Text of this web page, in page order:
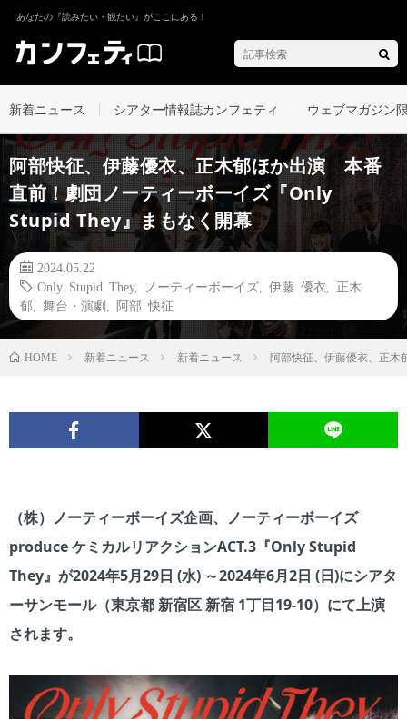
あなたの『読みたい・観たい』がここにある！
新着ニュース シアター情報誌カンフェティ ウェブマガジン
阿部快征、伊藤優衣、正木郁ほか出演 本番
直前！劇団ノーティーボーイズ『Only
Stupid They』まもなく開幕
2024.05.22
Only Stupid They, ノーティーボーイズ 伊藤 優衣
正木
郁
舞台・演劇 阿部 快征
HOME 新着ニュース 新着ニュース 阿部快征、伊藤優衣、正
（株）ノーティーボーイズ企画、ノーティーボーイズ
produce ケミカルリアクションACT.3『Only Stupid
They』が2024年5月29日 (水) ～2024年6月2日 (日)にシアタ
ーサンモール（東京都 新宿区 新宿 1丁目19-10）にて上演
されます。